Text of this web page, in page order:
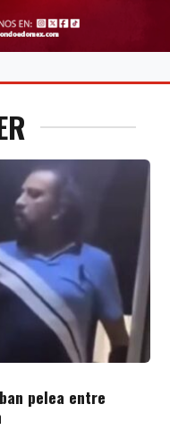
pelea entre